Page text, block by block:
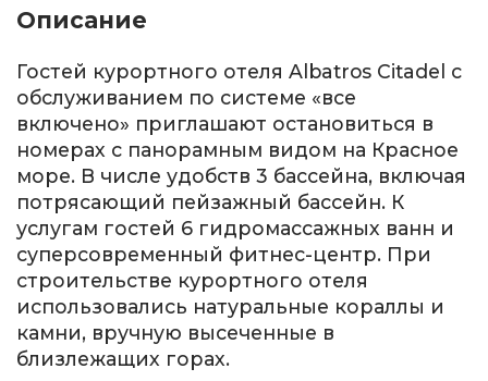
Описание
Гостей курортного отеля Albatros Citadel с
обслуживанием по системе «все
включено» приглашают остановиться в
номерах с панорамным видом на Красное
море. В числе удобств 3 бассейна, включая
потрясающий пейзажный бассейн. К
услугам гостей 6 гидромассажных ванн и
суперсовременный фитнес-центр. При
строительстве курортного отеля
использовались натуральные кораллы и
камни, вручную высеченные в
близлежащих горах.